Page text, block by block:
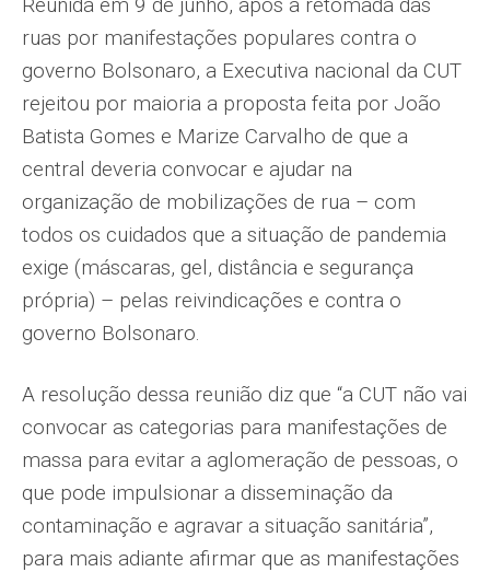
ruas por manifestações populares contra o
governo Bolsonaro, a Executiva nacional da CUT
rejeitou por maioria a proposta feita por João
Batista Gomes e Marize Carvalho de que a
central deveria convocar e ajudar na
organização de mobilizações de rua – com
todos os cuidados que a situação de pandemia
exige (máscaras, gel, distância e segurança
própria) – pelas reivindicações e contra o
governo Bolsonaro.
A resolução dessa reunião diz que “a CUT não vai
convocar as categorias para manifestações de
massa para evitar a aglomeração de pessoas, o
que pode impulsionar a disseminação da
contaminação e agravar a situação sanitária”,
para mais adiante afirmar que as manifestações